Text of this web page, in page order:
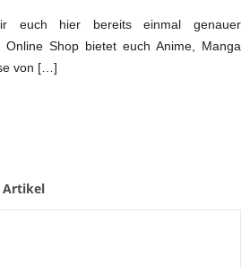
euch hier bereits einmal genauer
Online Shop bietet euch Anime, Manga
von […]
Artikel